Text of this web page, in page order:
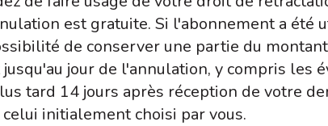
est gratuite. Si l'abonnement a
de conserver une partie du
jour de l'annulation, y compris
tard 14 jours après réception de votre
initialement choisi par vous.